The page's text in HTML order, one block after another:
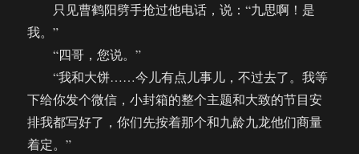
只见曹鹤阳劈手抢过他电话，说：“九思啊！是
我。”
“四哥，您说。”
“我和大饼……今儿有点儿事儿，不过去了。我等
下给你发个微信，小封箱的整个主题和大致的节目安
排我都写好了，你们先按着那个和九龄九龙他们商量
着定。”